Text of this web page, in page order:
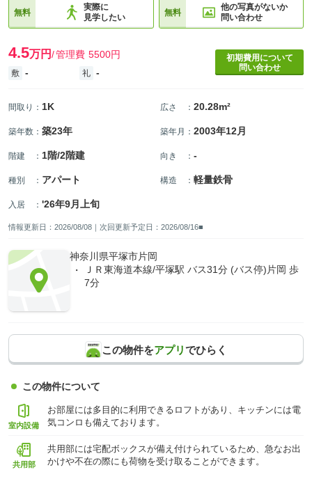
無料
実際に
見学したい
無料
他の写真がないか
問い合わせ
4.5万円 管理費 5500円
敷 - 礼 -
初期費用について
問い合わせ
間取り ： 1K 広さ ： 20.28m²
築年数 ： 築23年 築年月 ： 2003年12月
階建 ： 1階/2階建 向き ： -
種別 ： アパート 構造 ： 軽量鉄骨
入居 ： '26年9月上旬
情報更新日：2026/08/08｜次回更新予定日：2026/08/16■
神奈川県平塚市片岡
ＪＲ東海道本線/平塚駅 バス31分 (バス停)片岡 歩
7分
この物件をアプリでひらく
この物件について
室内設備
お部屋には多目的に利用できるロフトがあり、キッチンには電
気コンロも備えております。
共用部
共用部には宅配ボックスが備え付けられているため、急なお出
かけや不在の際にも荷物を受け取ることができます。